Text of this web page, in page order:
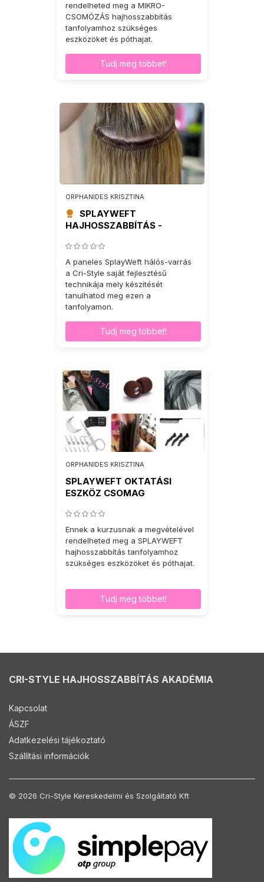
rendelheted meg a MIKRO-
CSOMÓZÁS hajhosszabbítás
tanfolyamhoz szükséges
eszközöket és póthajat.
Tudj meg többet!
ORPHANIDES KRISZTINA
SPLAYWEFT
HAJHOSSZABBÍTÁS -
A paneles SplayWeft hálós-varrás
a Cri-Style saját fejlesztésű
technikája mely készítését
tanulhatod meg ezen a
tanfolyamon.
Tudj meg többet!
ORPHANIDES KRISZTINA
SPLAYWEFT OKTATÁSI
ESZKÖZ CSOMAG
Ennek a kurzusnak a megvételével
rendelheted meg a SPLAYWEFT
hajhosszabbítás tanfolyamhoz
szükséges eszközöket és póthajat.
Tudj meg többet!
CRI-STYLE HAJHOSSZABBÍTÁS AKADÉMIA
Kapcsolat
ÁSZF
Adatkezelési tájékoztató
Szállítási információk
© 2026 Cri-Style Kereskedelmi és Szolgáltató Kft